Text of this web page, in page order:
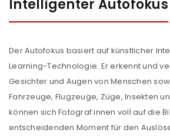
Intelligenter Autofokus
Der Autofokus basiert auf künstlicher
Learning-Technologie. Er erkennt und
Gesichter und Augen von Menschen
Fahrzeuge, Flugzeuge, Züge, Insekten
können sich Fotograf:innen voll auf die
entscheidenden Moment für den